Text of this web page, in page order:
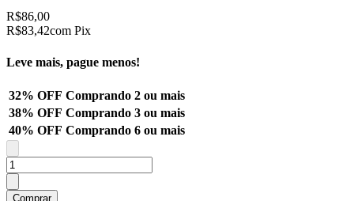
R$86,00
R$83,42com Pix
Leve mais, pague menos!
32% OFF Comprando 2 ou mais
38% OFF Comprando 3 ou mais
40% OFF Comprando 6 ou mais
Comprar